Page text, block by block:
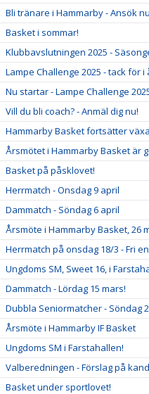
Bli tränare i Hammarby - Ansök
Basket i sommar!
Klubbavslutningen 2025 -
Lampe Challenge 2025 - tack för i
Nu startar - Lampe Challenge
Vill du bli coach? - Anmäl dig nu!
Hammarby Basket fortsätter
Årsmötet i Hammarby Basket är
Basket på påsklovet!
Herrmatch - Onsdag 9 april
Dammatch - Söndag 6 april
Årsmöte i Hammarby Basket, 26
Herrmatch på onsdag 18/3 - Fri
Ungdoms SM, Sweet 16, i
Dammatch - Lördag 15 mars!
Dubbla Seniormatcher - Söndag
Årsmöte i Hammarby IF Basket
Ungdoms SM i Farstahallen!
Valberedningen - Förslag på
Basket under sportlovet!